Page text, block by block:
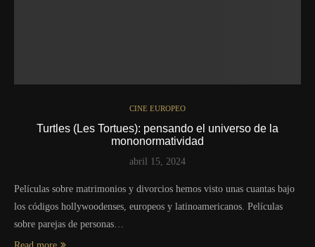
CINE EUROPEO
Turtles (Les Tortues): pensando el universo de la
mononormatividad
abril 15, 2024
Películas sobre matrimonios y divorcios hemos visto unas cuantas bajo
los códigos hollywoodenses, europeos y latinoamericanos. Películas
sobre parejas de personas…